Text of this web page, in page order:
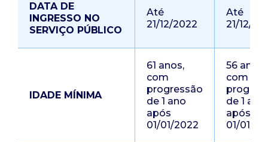
DATA DE
INGRESSO NO
SERVIÇO PÚBLICO
Até
21/12/2022
Até
21/12/
IDADE MÍNIMA
61 anos,
com
progressão
de 1 ano
após
01/01/2022
56 anos,
com
de 1 ano
após
01/01/